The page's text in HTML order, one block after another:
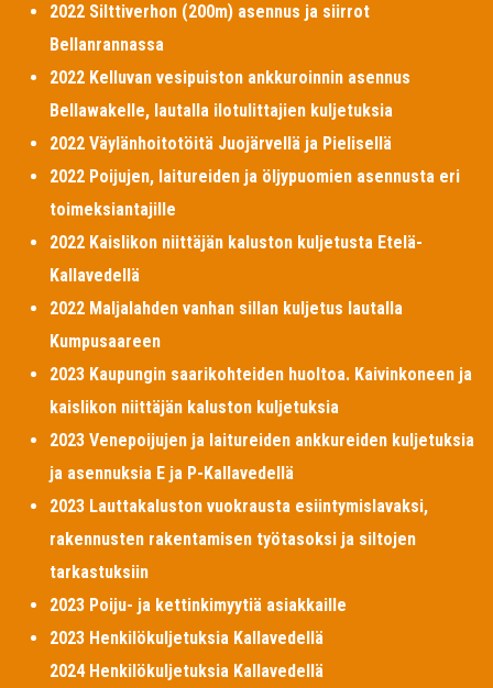
2022 Silttiverhon (200m) asennus ja siirrot
Bellanrannassa
2022 Kelluvan vesipuiston ankkuroinnin asennus
Bellawakelle, lautalla ilotulittajien kuljetuksia
2022 Väylänhoitotöitä Juojärvellä ja Pielisellä
2022 Poijujen, laitureiden ja öljypuomien asennusta eri
toimeksiantajille
2022 Kaislikon niittäjän kaluston kuljetusta Etelä-
Kallavedellä
2022 Maljalahden vanhan sillan kuljetus lautalla
Kumpusaareen
2023 Kaupungin saarikohteiden huoltoa. Kaivinkoneen ja
kaislikon niittäjän kaluston kuljetuksia
2023 Venepoijujen ja laitureiden ankkureiden kuljetuksia
ja asennuksia E ja P-Kallavedellä
2023 Lauttakaluston vuokrausta esiintymislavaksi,
rakennusten rakentamisen työtasoksi ja siltojen
tarkastuksiin
2023 Poiju- ja kettinkimyytiä asiakkaille
2023 Henkilökuljetuksia Kallavedellä
2024 Henkilökuljetuksia Kallavedellä